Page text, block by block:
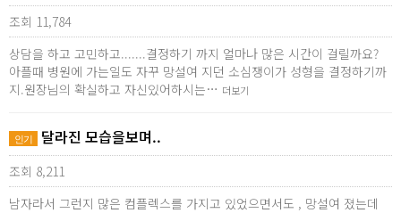
조회 11,784
상담을 하고 고민하고.......결정하기 까지 얼마나 많은 시간이 걸릴까요?
아플때 병원에 가는일도 자꾸 망설여 지던 소심쟁이가 성형을 결정하기까
지.원장님의 확실하고 자신있어하시는… 더보기
인기 달라진 모습을보며..
조회 8,211
남자라서 그런지 많은 컴플렉스를 가지고 있었으면서도 , 망설여 졌는데